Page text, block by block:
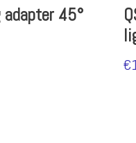
adapter 45°
€